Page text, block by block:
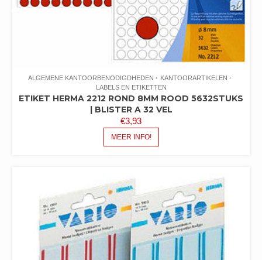
ALGEMENE KANTOORBENODIGDHEDEN
KANTOORARTIKELEN
LABELS EN ETIKETTEN
ETIKET HERMA 2212 ROND 8MM ROOD 5632STUKS
| BLISTER A 32 VEL
€3,93
MEER INFO!